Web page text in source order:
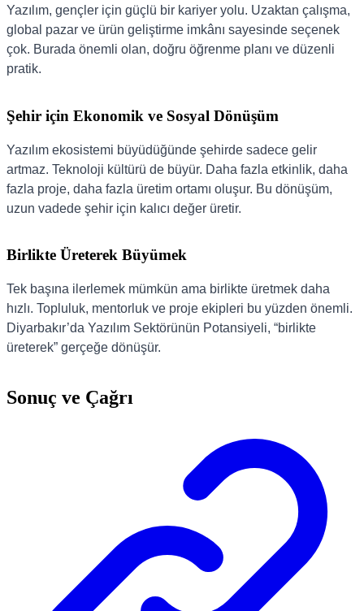
Yazılım, gençler için güçlü bir kariyer yolu. Uzaktan çalışma,
global pazar ve ürün geliştirme imkânı sayesinde seçenek
çok. Burada önemli olan, doğru öğrenme planı ve düzenli
pratik.
Şehir için Ekonomik ve Sosyal Dönüşüm
Yazılım ekosistemi büyüdüğünde şehirde sadece gelir
artmaz. Teknoloji kültürü de büyür. Daha fazla etkinlik, daha
fazla proje, daha fazla üretim ortamı oluşur. Bu dönüşüm,
uzun vadede şehir için kalıcı değer üretir.
Birlikte Üreterek Büyümek
Tek başına ilerlemek mümkün ama birlikte üretmek daha
hızlı. Topluluk, mentorluk ve proje ekipleri bu yüzden önemli.
Diyarbakır’da Yazılım Sektörünün Potansiyeli, “birlikte
üreterek” gerçeğe dönüşür.
Sonuç ve Çağrı